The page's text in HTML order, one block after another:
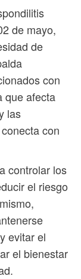
de mayo,
de
con
que afecta
las
con
controlar los
el riesgo
evitar el
el bienestar